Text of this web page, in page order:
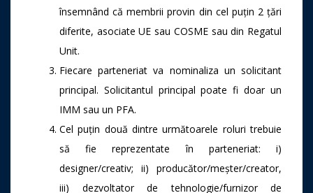
însemnând că membrii provin din cel puțin 2 țări
diferite, asociate UE sau COSME sau din Regatul
Unit.
Fiecare parteneriat va nominaliza un solicitant
principal. Solicitantul principal poate fi doar un
IMM sau un PFA.
Cel puțin două dintre următoarele roluri trebuie
să fie reprezentate în parteneriat: i)
designer/creativ; ii) producător/meșter/creator,
iii) dezvoltator de tehnologie/furnizor de